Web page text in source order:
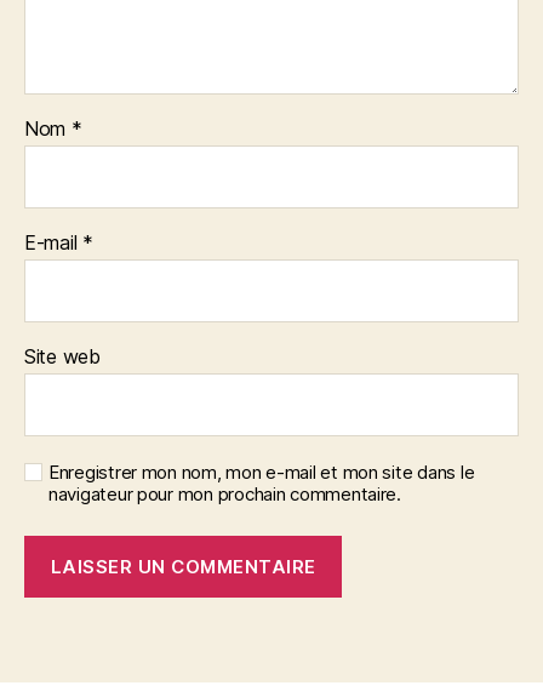
Nom *
E-mail *
Site web
Enregistrer mon nom, mon e-mail et mon site dans le
navigateur pour mon prochain commentaire.